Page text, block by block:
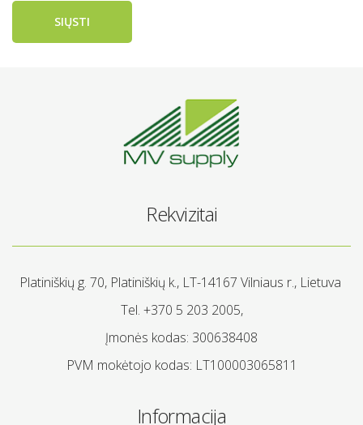
SIŲSTI
Rekvizitai
Platiniškių g. 70, Platiniškių k., LT-14167 Vilniaus r., Lietuva
Tel. +370 5 203 2005,
Įmonės kodas: 300638408
PVM mokėtojo kodas: LT100003065811
Informacija